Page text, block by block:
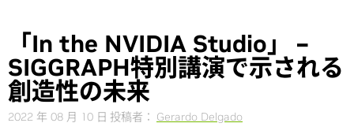
「In the NVIDIA Studio」 –
SIGGRAPH特別講演で示される
創造性の未来
2022 年 08 月 10 日 投稿者： Gerardo Delgado